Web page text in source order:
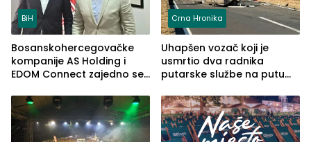
BiH
Bosanskohercegovačke
kompanije AS Holding i
EDOM Connect zajedno se
Crna Hronika
Uhapšen vozač koji je
usmrtio dva radnika
putarske službe na putu
(FOTO)